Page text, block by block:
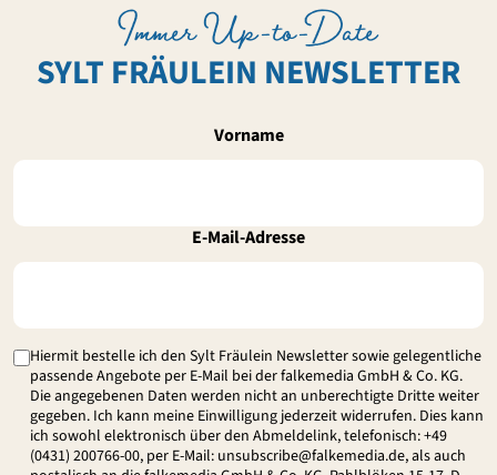
Immer Up-to-Date
SYLT FRÄULEIN NEWSLETTER
Vorname
E-Mail-Adresse
Hiermit bestelle ich den Sylt Fräulein Newsletter sowie gelegentliche
passende Angebote per E-Mail bei der falkemedia GmbH & Co. KG.
Die angegebenen Daten werden nicht an unberechtigte Dritte weiter
gegeben. Ich kann meine Einwilligung jederzeit widerrufen. Dies kann
ich sowohl elektronisch über den Abmeldelink, telefonisch: +49
(0431) 200766-00, per E-Mail: unsubscribe@falkemedia.de, als auch